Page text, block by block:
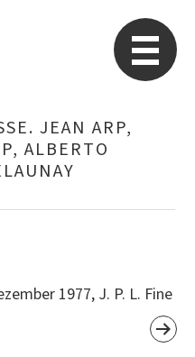
JEAN ARP,
ALBERTO
1977, J. P. L. Fine